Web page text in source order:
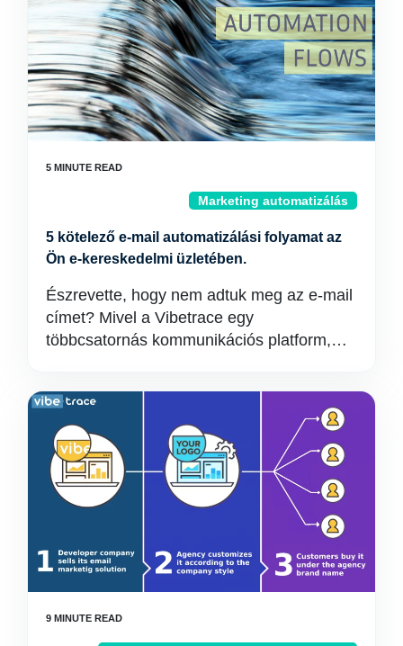
Marketing automatizálás
5 kötelező e-mail automatizálási folyamat az
Ön e-kereskedelmi üzletében.
Észrevette, hogy nem adtuk meg az e-mail
címet? Mivel a Vibetrace egy
többcsatornás kommunikációs platform,…